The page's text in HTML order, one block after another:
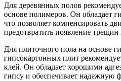
Для деревянных полов
основе полимеров. Он обладает
что позволяет компенсировать
предотвратить появление
Для плиточного пола на основе
гипсокартонных плит
клей. Он обладает хорошими
гипсу и обеспечивает надежную